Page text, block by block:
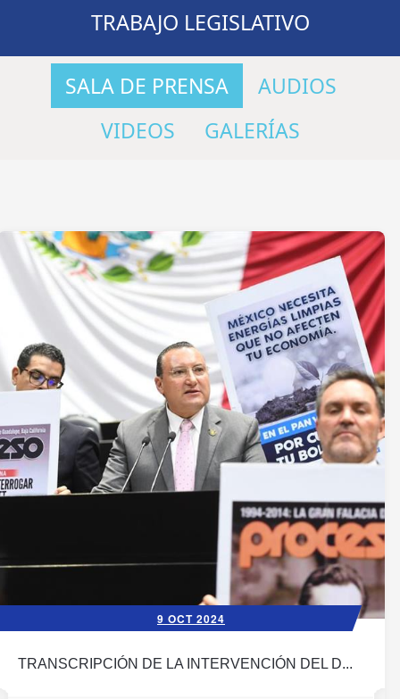
TRABAJO LEGISLATIVO
SALA DE PRENSA
AUDIOS
VIDEOS
GALERÍAS
9 OCT 2024
TRANSCRIPCIÓN DE LA INTERVENCIÓN DEL D...